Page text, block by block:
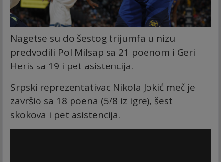
Nagetse su do šestog trijumfa u nizu
predvodili Pol Milsap sa 21 poenom i Geri
Heris sa 19 i pet asistencija.
Srpski reprezentativac Nikola Jokić meč je
završio sa 18 poena (5/8 iz igre), šest
skokova i pet asistencija.